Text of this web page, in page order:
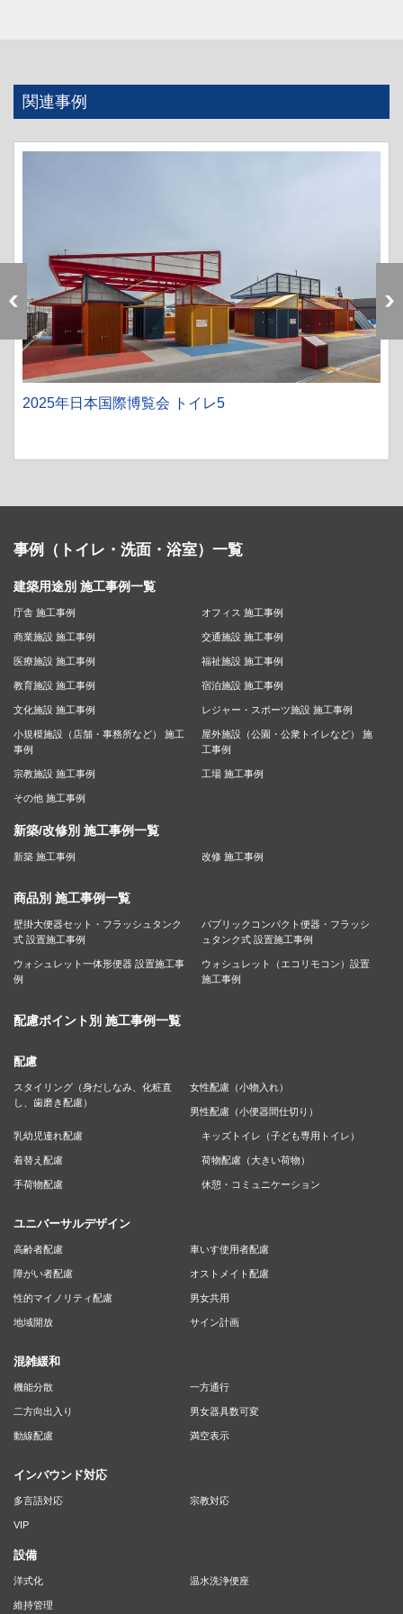
関連事例
2025年日本国際博覧会 トイレ5
事例（トイレ・洗面・浴室）一覧
建築用途別 施工事例一覧
庁舎 施工事例 オフィス 施工事例
商業施設 施工事例 交通施設 施工事例
医療施設 施工事例 福祉施設 施工事例
教育施設 施工事例 宿泊施設 施工事例
文化施設 施工事例 レジャー・スポーツ施設 施工事例
小規模施設（店舗・事務所など） 施工
事例
屋外施設（公園・公衆トイレなど） 施
工事例
宗教施設 施工事例 工場 施工事例
その他 施工事例
新築/改修別 施工事例一覧
新築 施工事例 改修 施工事例
商品別 施工事例一覧
壁掛大便器セット・フラッシュタンク
式 設置施工事例
パブリックコンパクト便器・フラッシ
ュタンク式 設置施工事例
ウォシュレット一体形便器 設置施工事
例
ウォシュレット（エコリモコン）設置
施工事例
配慮ポイント別 施工事例一覧
配慮
スタイリング（身だしなみ、化粧直
し、歯磨き配慮）
女性配慮（小物入れ）
男性配慮（小便器間仕切り）
乳幼児連れ配慮 キッズトイレ（子ども専用トイレ）
着替え配慮 荷物配慮（大きい荷物）
手荷物配慮 休憩・コミュニケーション
ユニバーサルデザイン
高齢者配慮 車いす使用者配慮
障がい者配慮 オストメイト配慮
性的マイノリティ配慮 男女共用
地域開放 サイン計画
混雑緩和
機能分散 一方通行
二方向出入り 男女器具数可変
動線配慮 満空表示
インバウンド対応
多言語対応 宗教対応
VIP
設備
洋式化 温水洗浄便座
維持管理